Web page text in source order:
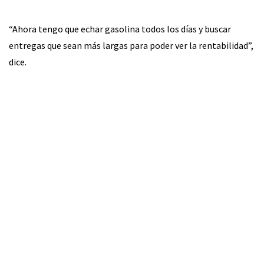
“Ahora tengo que echar gasolina todos los días y buscar
entregas que sean más largas para poder ver la rentabilidad”,
dice.